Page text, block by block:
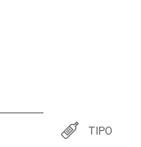
TIPO